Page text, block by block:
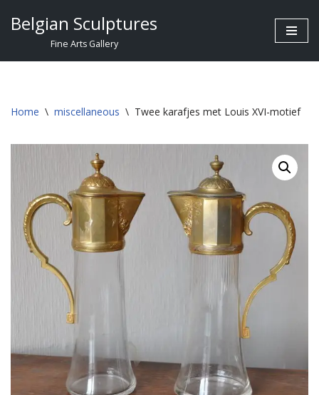
Belgian Sculptures
Fine Arts Gallery
Home \ miscellaneous \ Twee karafjes met Louis XVI-motief